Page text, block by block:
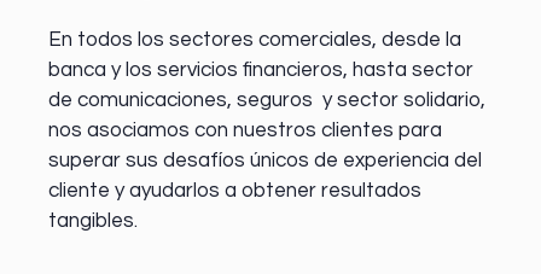
En todos los sectores comerciales, desde la
banca y los servicios financieros, hasta sector
de comunicaciones, seguros y sector solidario,
nos asociamos con nuestros clientes para
superar sus desafíos únicos de experiencia del
cliente y ayudarlos a obtener resultados
tangibles.